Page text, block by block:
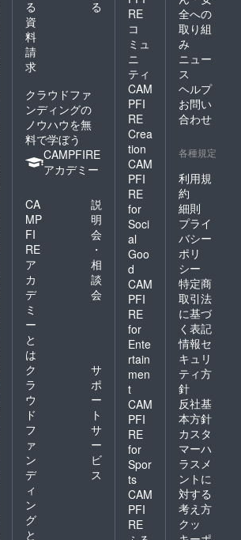
る
る
資
料
請
求
クラウドファ
ンディングの
ノウハウを無
料で学ぼう
CAMPFIRE
アカデミー
CA
MP
FI
RE
ア
カ
デ
ミ
ー
と
は
説
明
会
・
相
談
会
ク
ラ
ウ
ド
フ
ァ
ン
デ
ィ
ン
グ
と
サ
ポ
ー
ト
サ
ー
ビ
ス
RE
コ
ミュ
ニ
ティ
CAM
PFI
RE
Crea
tion
CAM
PFI
RE
for
Soci
al
Goo
d
CAM
PFI
RE
for
Ente
rtain
men
t
CAM
PFI
RE
for
Spor
ts
CAM
PFI
RE
全への
取り組
み
ニュー
ス
ヘルプ
お問い
合わせ
各種規定
利用規
約
細則
プライ
バシー
ポリ
シー
特定商
取引法
に基づ
く表記
情報セ
キュリ
ティ方
針
反社基
本方針
カスタ
マーハ
ラスメ
ントに
対する
考え方
クッ